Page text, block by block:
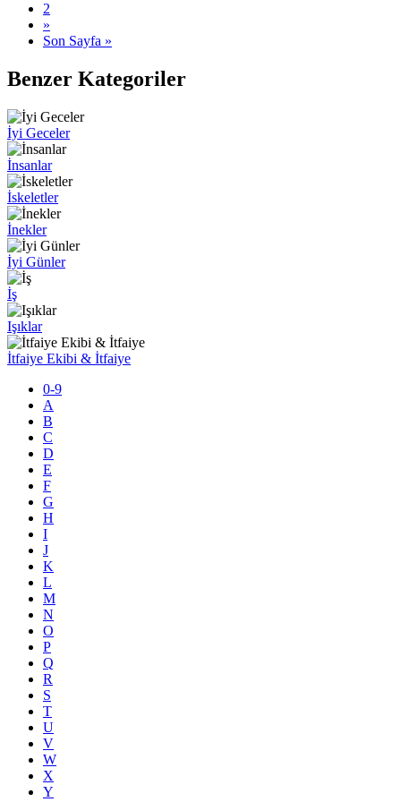
2
»
Son Sayfa »
Benzer Kategoriler
İyi Geceler
İnsanlar
İskeletler
İnekler
İyi Günler
İş
Işıklar
İtfaiye Ekibi & İtfaiye
0-9
A
B
C
D
E
F
G
H
I
J
K
L
M
N
O
P
Q
R
S
T
U
V
W
X
Y